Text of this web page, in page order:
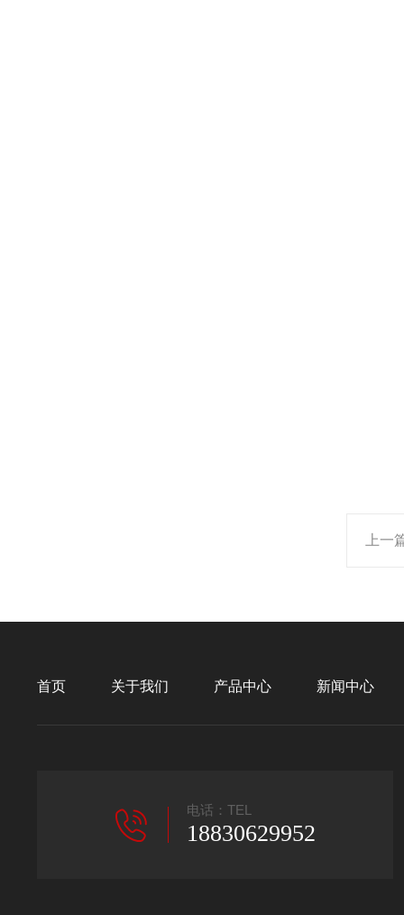
上一
首页 关于我们 产品中心 新闻中心
电话：TEL
18830629952